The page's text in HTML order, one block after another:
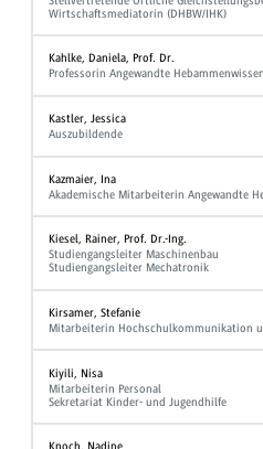
Wirtschaftsmediatorin (DHBW/IHK)
Kahlke, Daniela, Prof. Dr.
Professorin Angewandte
Kastler, Jessica
Auszubildende
Kazmaier, Ina
Akademische Mitarbeiterin Angewandte
Kiesel, Rainer, Prof. Dr.-Ing.
Studiengangsleiter Maschinenbau
Studiengangsleiter Mechatronik
Kirsamer, Stefanie
Mitarbeiterin Hochschulkommunikation
Kiyili, Nisa
Mitarbeiterin Personal
Sekretariat Kinder- und Jugendhilfe